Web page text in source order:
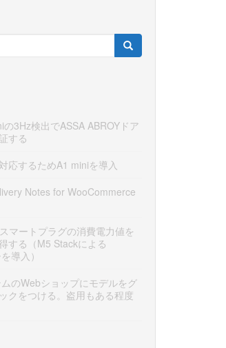
3Hz検出でASSA ABROYドア
する
応するためA1 miniを導入
Notes for WooCommerce
マートプラグの消費電力値を
する（M5 Stackによる
導入）
のWebショップにモデルをグ
クをつける。盗用もある程度